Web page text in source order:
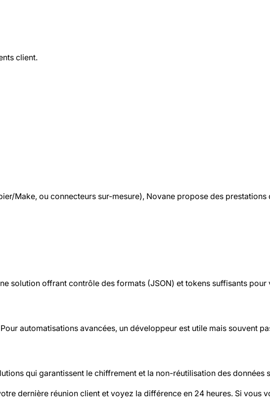
client.
Make, ou connecteurs sur-mesure), Novane propose des prestations
solution offrant contrôle des formats (JSON) et tokens suffisants pour
automatisations avancées, un développeur est utile mais souvent
qui garantissent le chiffrement et la non-réutilisation des données
dernière réunion client et voyez la différence en 24 heures. Si